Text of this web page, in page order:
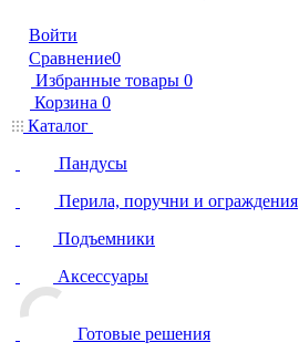
Войти
Сравнение0
Избранные товары 0
Корзина 0
Каталог
Пандусы
Перила, поручни и ограждения
Подъемники
Аксессуары
Готовые решения